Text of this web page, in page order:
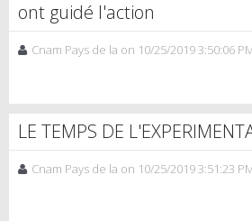
ont guidé l'action
Cnam Pays de la on 10/25/2019 3:50:06
LE TEMPS DE
Cnam Pays de la on 10/25/2019 3:51:23